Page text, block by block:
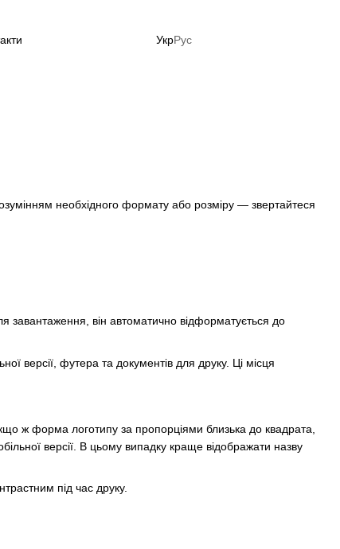
УкрРус
необхідного формату або розміру — звертайтеся
завантаження, він автоматично відформатується до
версії, футера та документів для друку. Ці місця
ж форма логотипу за пропорціями близька до квадрата,
версії. В цьому випадку краще відображати назву
під час друку.